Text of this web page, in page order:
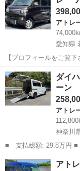
アトレ
愛知県
【プロフィールをご覧下さい！】 中古車で使用に伴
すが、 機関良好ですぐ
ますので 早い者勝ちでお願いいたし
km Ｈ22年式 車...
愛知 豊田市 若
ダイ
ーン
アトレ
神奈川
■ 支払総額: 29.8万円 ■ 車両本体価格： 258,000 円 ■ メーカー
名： ダイハツ ■ 車種
ローパー Ｔチェーン
神奈川 横須賀市
アト